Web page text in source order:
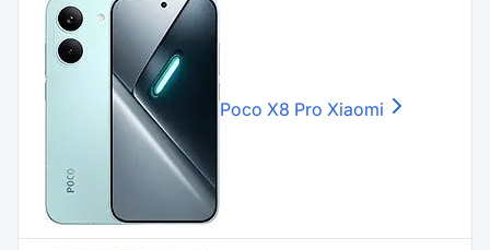
Poco X8 Pro Xiaomi